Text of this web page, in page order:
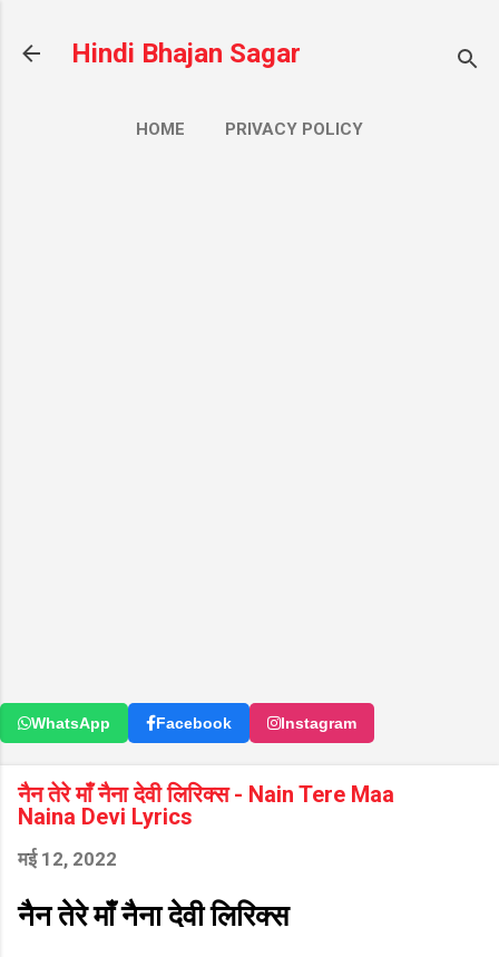
Hindi Bhajan Sagar
HOME PRIVACY POLICY
WhatsApp Facebook Instagram
नैन तेरे माँ नैना देवी लिरिक्स - Nain Tere Maa
Naina Devi Lyrics
मई 12, 2022
नैन तेरे माँ नैना देवी लिरिक्स